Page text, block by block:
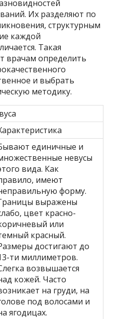
Их разделяют по
структурным
каждой
Такая
врачам определить
и выбрать
методику.
единичные и
невусы
вида. Как
имеют
форму.
выражены
цвет красно-
или
красный.
достигают до
ти миллиметров.
возвышается
кожей. Часто
на груди, на
под волосами и
ягодицах.